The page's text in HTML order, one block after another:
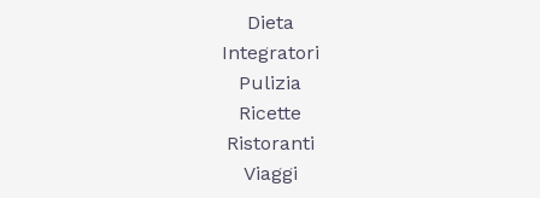
Dieta
Integratori
Pulizia
Ricette
Ristoranti
Viaggi